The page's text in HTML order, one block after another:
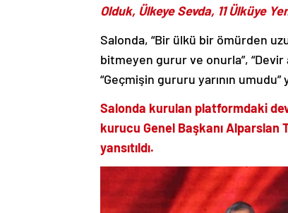
Olduk, Ülkeye Sevda, 11 Ülküye
Salonda, “Bir ülkü bir ömürden
bitmeyen gurur ve onurla”,
“Geçmişin gururu yarının umudu”
Salonda kurulan platformdaki
kurucu Genel Başkanı Alparslan
yansıtıldı.